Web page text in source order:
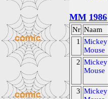
MM 1986
Nr Naam
1
Mickey
Mouse
2 Mickey
Mouse
3 Mickey